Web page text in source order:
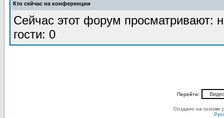
Кто сейчас на конференции
Сейчас этот форум просматривают:
гости: 0
Перейти:
Создано на основе